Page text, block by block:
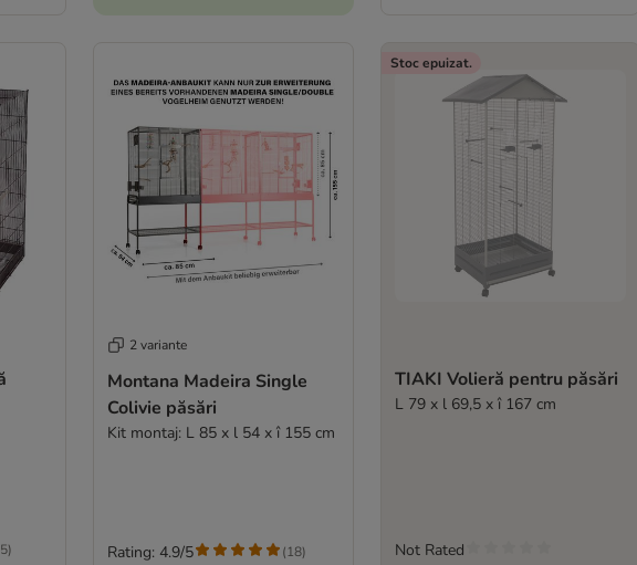
5)
2 variante
Montana Madeira Single
Colivie păsări
Kit montaj: L 85 x l 54 x î 155 cm
Rating: 4.9/5 (18)
Stoc epuizat.
TIAKI Volieră pentru păsări
L 79 x l 69,5 x î 167 cm
Not Rated